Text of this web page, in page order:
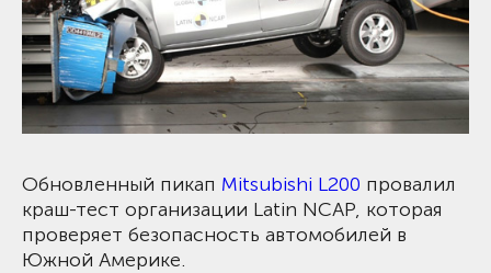
Обновленный пикап Mitsubishi L200 провалил
краш-тест организации Latin NCAP, которая
проверяет безопасность автомобилей в
Южной Америке.